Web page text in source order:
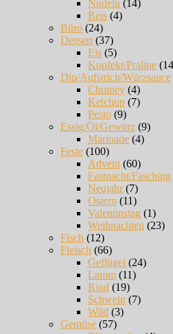
Nudeln (14)
Reis (4)
Büro (24)
Dessert (37)
Eis (5)
Konfekt/Praline
Dip/Aufstrich/Würzsauce
Chutney (4)
Ketchup (7)
Pesto (9)
Essig/Öl/Gewürz (9)
Marinade (4)
Feste (100)
Advent (60)
Fastnacht/Fasching
Neujahr(7)
Ostern (11)
Valentinstag (1)
Weihnachten (23)
Fisch (12)
Fleisch (66)
Geflügel (24)
Lamm (11)
Rind (19)
Schwein (7)
Wild (3)
Gemüse (57)